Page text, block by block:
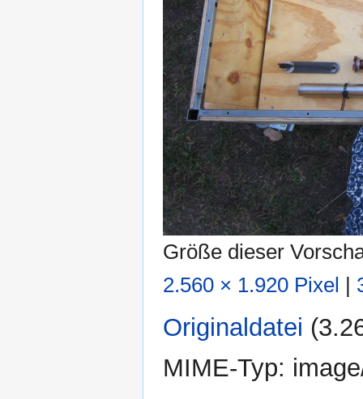
Größe dieser
2.560 × 1.920 Pixel |
Originaldatei
MIME-Typ: